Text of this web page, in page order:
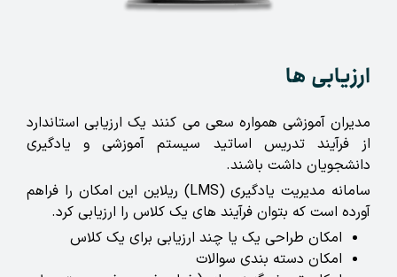
ارزیابی ها
مدیران آموزشی همواره سعی می کنند یک ارزیابی استاندارد
از فرآیند تدریس اساتید سیستم آموزشی و یادگیری
دانشجویان داشت باشند.
سامانه مدیریت یادگیری (LMS) ریلاین این امکان را فراهم
آورده است که بتوان فرآیند های یک کلاس را ارزیابی کرد.
امکان طراحی یک یا چند ارزیابی برای یک کلاس
امکان دسته بندی سوالات